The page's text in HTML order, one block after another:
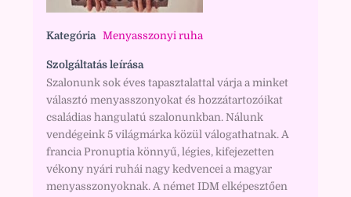
Kategória Menyasszonyi ruha
Szolgáltatás leírása
Szalonunk sok éves tapasztalattal várja a minket
választó menyasszonyokat és hozzátartozóikat
családias hangulatú szalonunkban. Nálunk
vendégeink 5 világmárka közül válogathatnak. A
francia Pronuptia könnyű, légies, kifejezetten
vékony nyári ruhái nagy kedvencei a magyar
menyasszonyoknak. A német IDM elképesztően